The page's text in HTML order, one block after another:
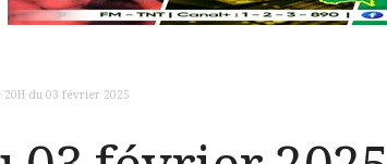
20H du 03 février 2025